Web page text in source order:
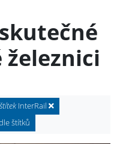
železnici
štítekInterRail
štítků